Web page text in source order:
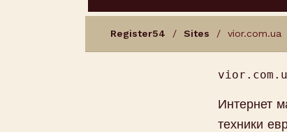
Register54 / Sites / vior.com.ua
Интернет
техники